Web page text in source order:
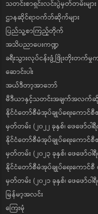
သတင်းစာရှင်းလင်းပွဲမှတ်တမ်းများ
ဌာနဆိုင်ရာဝက်ဘ်ဆိုက်များ
ပြည်သူ့စာကြည့်တိုက်
အသိပညာပေးကဏ္ဍ
ခရီးသွားလုပ်ငန်းဖွံ့ဖြိုးတိုးတက်မှု
ဆောင်းပါး
အယ်ဒီတာ့အာဘော်
မီဒီယာနှင့်သတင်းအချက်အလက်ဆို
နိုင်ငံတော်စီမံအုပ်ချုပ်ရေးကော
မှတ်တမ်း (၂၀၂၂ ခုနှစ်၊ ဖေဖော်ဝါ
နိုင်ငံတော်စီမံအုပ်ချုပ်ရေးကော
မှတ်တမ်း (၂၀၂၃ ခုနှစ်၊ ဖေဖော်ဝါ
နိုင်ငံတော်စီမံအုပ်ချုပ်ရေးကေ
မှတ်တမ်း (၂၀၂၁ ခုနှစ်၊ ဖေဖော်ဝ
မြန်မာ့အလင်း
ကြေးမုံ